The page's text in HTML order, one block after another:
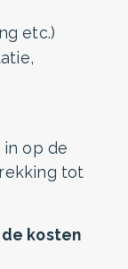
etc.)
op de
tot
kosten